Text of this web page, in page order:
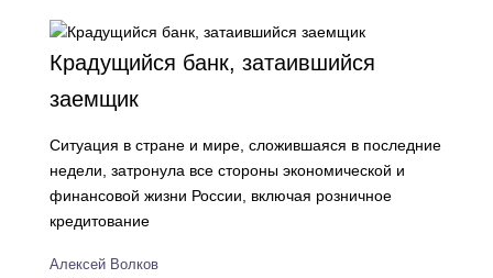
Крадущийся банк, затаившийся
заемщик
Ситуация в стране и мире, сложившаяся в последние
недели, затронула все стороны экономической и
финансовой жизни России, включая розничное
кредитование
Алексей Волков